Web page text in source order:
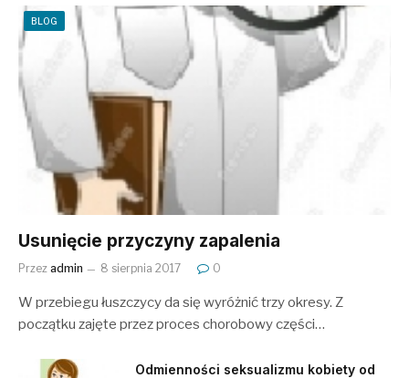
BLOG
Usunięcie przyczyny zapalenia
Przez admin 8 sierpnia 2017 0
W przebiegu łuszczycy da się wyróżnić trzy okresy. Z
początku zajęte przez proces chorobowy części…
Odmienności seksualizmu kobiety od